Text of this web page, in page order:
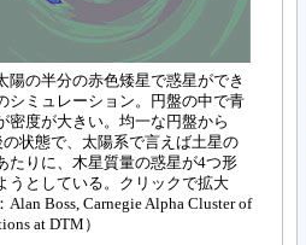
陽の半分の赤色矮星で惑星ができ
シミュレーション。円盤の中で青
密度が大きい。均一な円盤から
の状態で、太陽系で言えば土星の
たりに、木星質量の惑星が4つ形
うとしている。クリックで拡大
Alan Boss, Carnegie Alpha Cluster of
at DTM）